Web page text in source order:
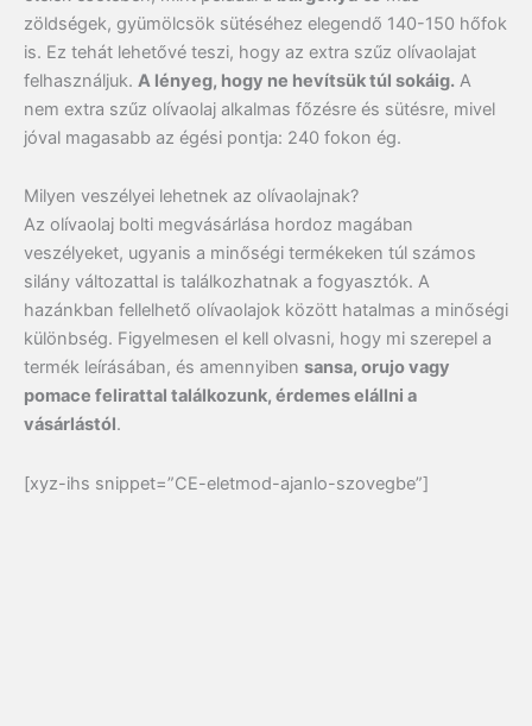
zöldségek, gyümölcsök sütéséhez elegendő 140-150 hőfok
is. Ez tehát lehetővé teszi, hogy az extra szűz olívaolajat
felhasználjuk. A lényeg, hogy ne hevítsük túl sokáig. A
nem extra szűz olívaolaj alkalmas főzésre és sütésre, mivel
jóval magasabb az égési pontja: 240 fokon ég.
Milyen veszélyei lehetnek az olívaolajnak?
Az olívaolaj bolti megvásárlása hordoz magában
veszélyeket, ugyanis a minőségi termékeken túl számos
silány változattal is találkozhatnak a fogyasztók. A
hazánkban fellelhető olívaolajok között hatalmas a minőségi
különbség. Figyelmesen el kell olvasni, hogy mi szerepel a
termék leírásában, és amennyiben sansa, orujo vagy
pomace felirattal találkozunk, érdemes elállni a
vásárlástól.
[xyz-ihs snippet=”CE-eletmod-ajanlo-szovegbe”]